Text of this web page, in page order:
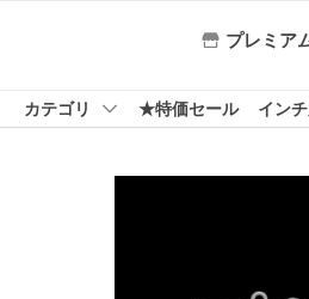
プレミア
カテゴリ ★特価セール インチ